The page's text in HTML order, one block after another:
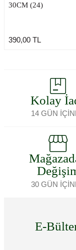
30CM (24)
390,00 TL
Kolay
14 GÜN
30 GÜN
E-